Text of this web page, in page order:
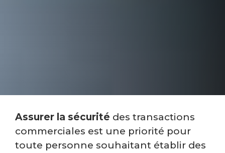
Assurer la sécurité des transactions
commerciales est une priorité pour
toute personne souhaitant établir des